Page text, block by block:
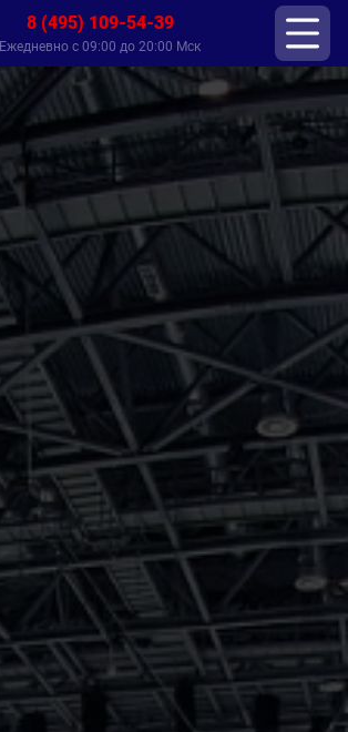
8 (495) 109-54-39
Ежедневно с 09:00 до 20:00 Мск